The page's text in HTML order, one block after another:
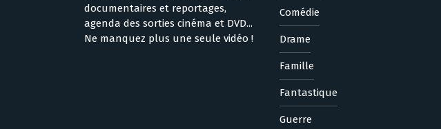
documentaires et reportages,
agenda des sorties cinéma et DVD...
Ne manquez plus une seule vidéo !
Comédie
Drame
Famille
Fantastique
Guerre